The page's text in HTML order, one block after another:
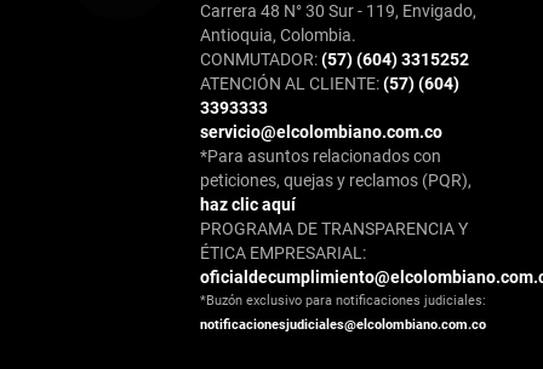
Carrera 48 N° 30 Sur - 119, Envigado,
Antioquia, Colombia.
CONMUTADOR:(57) (604) 3315252
ATENCIÓN AL CLIENTE:(57) (604)
3393333
servicio@elcolombiano.com.co
*Para asuntos relacionados con
peticiones, quejas y reclamos (PQR),
haz clic aquí
PROGRAMA DE TRANSPARENCIA Y
ÉTICA EMPRESARIAL:
*Buzón exclusivo para notificaciones judiciales:
notificacionesjudiciales@elcolombiano.com.co